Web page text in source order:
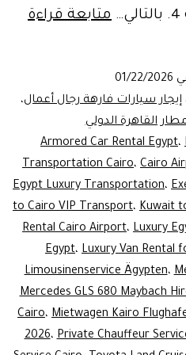
متابعة قراءة
01/22/2026
إيجار سيارات فارهة رجال أعمال،
القاهرة الدولي
Armored Car Rental Egypt،
Transportation Cairo، Cairo
Egypt Luxury Transportation،
to Cairo VIP Transport، Kuwait
Rental Cairo Airport، Luxury
Egypt، Luxury Van Rental
Limousinenservice Ägypten،
Mercedes GLS 680 Maybach
Cairo، Mietwagen Kairo
2026،Private Chauffeur